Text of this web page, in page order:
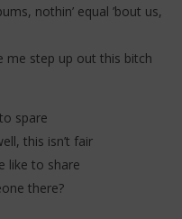
nothin’ equal ’bout us,
me step up out this bitch
spare
this isn’t fair
like to share
there?